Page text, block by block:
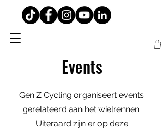
Events
Gen Z Cycling organiseert events
gerelateerd aan het wielrennen.
Uiteraard zijn er op deze